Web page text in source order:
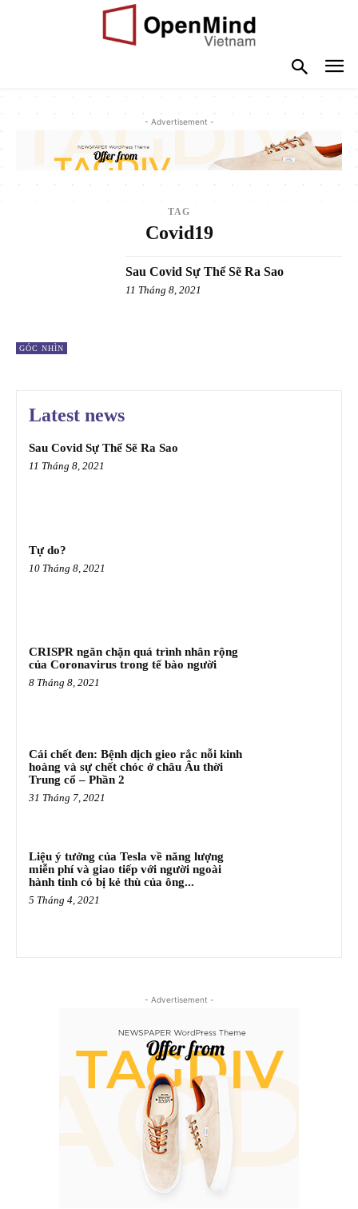
- Advertisement -
TAG
Covid19
GÓC NHÌN
Sau Covid Sự Thể Sẽ Ra Sao
11 Tháng 8, 2021
Latest news
Sau Covid Sự Thể Sẽ Ra Sao
11 Tháng 8, 2021
Tự do?
10 Tháng 8, 2021
CRISPR ngăn chặn quá trình nhân rộng
của Coronavirus trong tế bào người
8 Tháng 8, 2021
Cái chết đen: Bệnh dịch gieo rắc nỗi kinh
hoàng và sự chết chóc ở châu Âu thời
Trung cổ – Phần 2
31 Tháng 7, 2021
Liệu ý tưởng của Tesla về năng lượng
miễn phí và giao tiếp với người ngoài
hành tinh có bị kẻ thù của ông...
5 Tháng 4, 2021
- Advertisement -